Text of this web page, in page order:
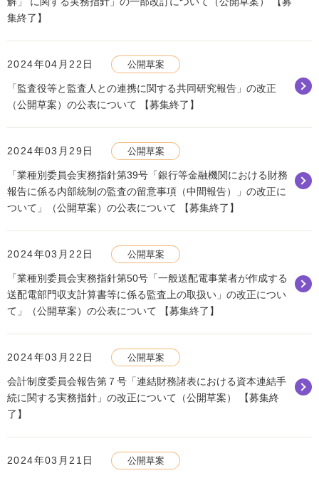
集終了】
2024年04月22日 公開草案
「監査役等と監査人との連携に関する共同研究報告」の改正
（公開草案）の公表について 【募集終了】
2024年03月29日 公開草案
「業種別委員会実務指針第39号「銀行等金融機関における財務
報告に係る内部統制の監査の留意事項（中間報告）」の改正に
ついて」（公開草案）の公表について 【募集終了】
2024年03月22日 公開草案
「業種別委員会実務指針第50号「一般送配電事業者が作成する
送配電部門収支計算書等に係る監査上の取扱い」の改正につい
て」（公開草案）の公表について 【募集終了】
2024年03月22日 公開草案
会計制度委員会報告第７号「連結財務諸表における資本連結手
続に関する実務指針」の改正について（公開草案） 【募集終
了】
2024年03月21日 公開草案